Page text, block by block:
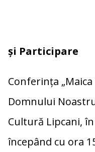
și Participare
Conferința
Domnului
Cultură Lipcani,
începând cu ora